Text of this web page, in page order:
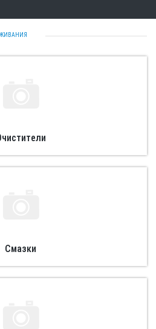
Смазки